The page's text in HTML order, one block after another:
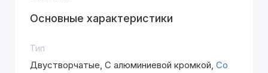
Основные характеристики
Тип
Двустворчатые, С алюминиевой кромкой, Со